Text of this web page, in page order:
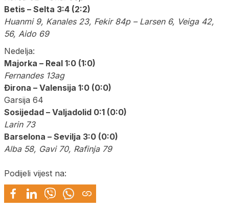
Betis – Selta 3:4 (2:2)
Huanmi 9, Kanales 23, Fekir 84p – Larsen 6, Veiga 42,
56, Aido 69
Nedelja:
Majorka – Real 1:0 (1:0)
Fernandes 13ag
Đirona – Valensija 1:0 (0:0)
Garsija 64
Sosijedad – Valjadolid 0:1 (0:0)
Larin 73
Barselona – Sevilja 3:0 (0:0)
Alba 58, Gavi 70, Rafinja 79
Podijeli vijest na: